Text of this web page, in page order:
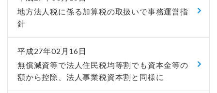
地方法人税に係る加算税の取扱いで事務運営指
針
平成27年02月16日
無償減資等で法人住民税均等割でも資本金等の
額から控除、法人事業税資本割と同様に